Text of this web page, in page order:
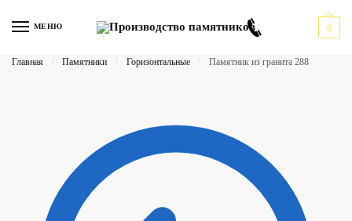
МЕНЮ 0
Главная / Памятники / Горизонтальные / Памятник из гранита 288